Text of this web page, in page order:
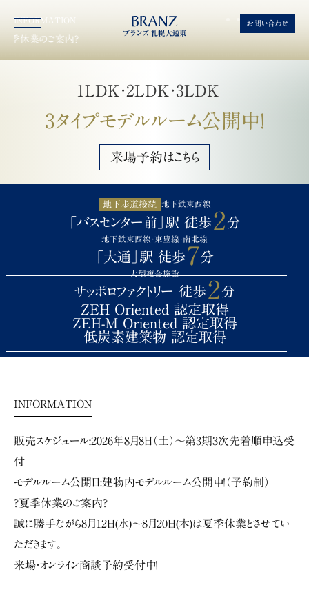
≪公式≫ブランズ札幌大通東 | 札幌市中央
お問い合わせ
INFORMATION
休業のご案内?
1LDK・2LDK・3LDK
3タイプモデルルーム公開中！
来場予約はこちら
地下歩道接続 地下鉄東西線
「バスセンター前」駅 徒歩 2 分
地下鉄東西線・東豊線・南北線
「大通」駅 徒歩 7分
大型複合施設
サッポロファクトリー 徒歩 2 分
ZEH Oriented 認定取得
ZEH-M Oriented 認定取得
低炭素建築物 認定取得
INFORMATION
販売スケジュール:2026年8月8日（土）～第3期3次先着順申込受
付
モデルルーム公開日:建物内モデルルーム公開中！（予約制）
?夏季休業のご案内?
誠に勝手ながら8月12日(水)～8月20日(木)は夏季休業とさせてい
ただきます。
来場・オンライン商談予約受付中！